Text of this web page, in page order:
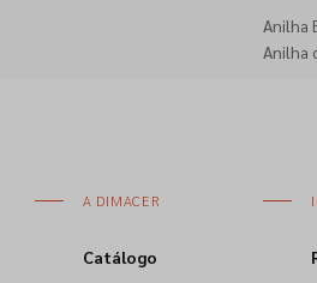
Anilha
Anilha
A DIMACER
Catálogo